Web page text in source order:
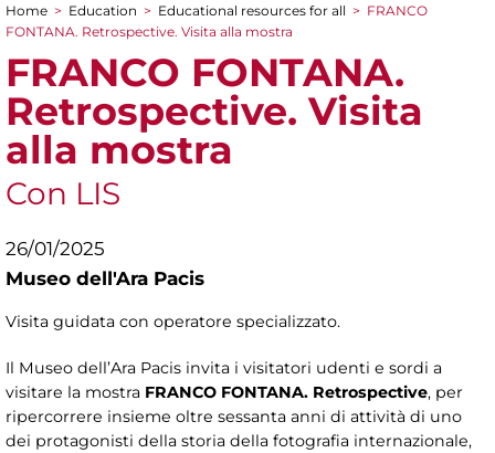
You are here
Home > Education > Educational resources for all > FRANCO
FONTANA. Retrospective. Visita alla mostra
FRANCO FONTANA.
Retrospective. Visita
alla mostra
Con LIS
26/01/2025
Museo dell'Ara Pacis
Visita guidata con operatore specializzato.
Il Museo dell’Ara Pacis invita i visitatori udenti e sordi a
visitare la mostra FRANCO FONTANA. Retrospective, per
ripercorrere insieme oltre sessanta anni di attività di uno
dei protagonisti della storia della fotografia internazionale,